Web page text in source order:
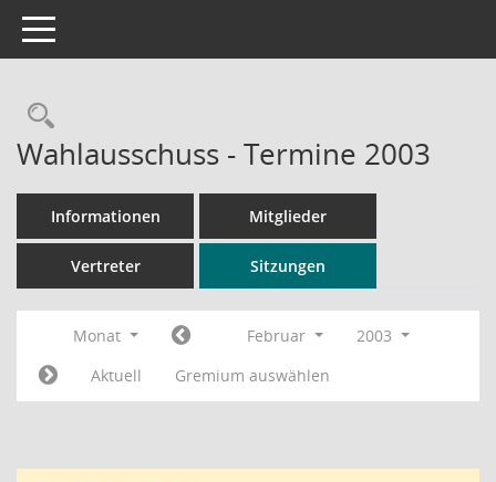
Toggle navigation
Rechercheauswahl
Wahlausschuss - Termine 2003
Informationen Mitglieder
Vertreter Sitzungen
Monat Februar
2003
Aktuell
Gremium auswählen